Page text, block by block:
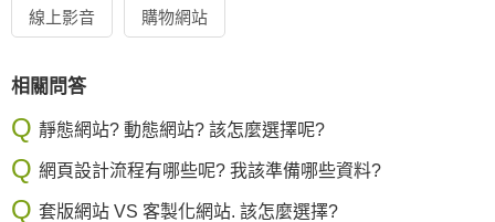
線上影音 購物網站
相關問答
靜態網站? 動態網站? 該怎麼選擇呢?
網頁設計流程有哪些呢? 我該準備哪些資料?
套版網站 VS 客製化網站. 該怎麼選擇?